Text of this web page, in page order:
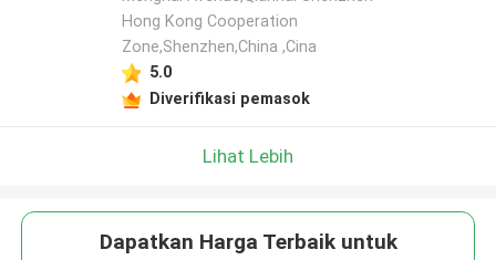
Hong Kong Cooperation
Zone,Shenzhen,China ,Cina
5.0
Diverifikasi pemasok
Lihat Lebih
Dapatkan Harga Terbaik untuk